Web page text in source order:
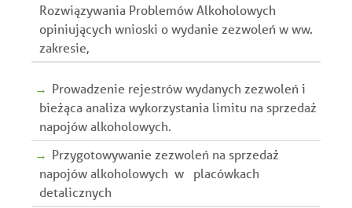
Rozwiązywania Problemów Alkoholowych
opiniujących wnioski o wydanie zezwoleń w ww.
zakresie,
Prowadzenie rejestrów wydanych zezwoleń i
bieżąca analiza wykorzystania limitu na sprzedaż
napojów alkoholowych.
Przygotowywanie zezwoleń na sprzedaż
napojów alkoholowych w placówkach
detalicznych